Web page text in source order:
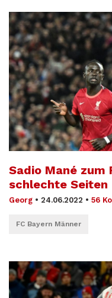
Sadio Mané zum
schlechte Seiten
Georg • 24.06.2022 • 56
FC Bayern Männer